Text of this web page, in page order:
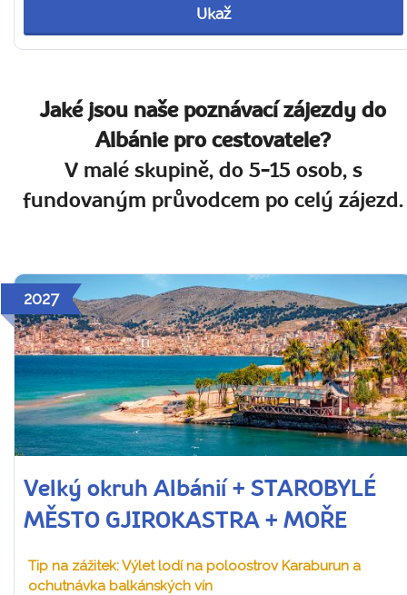
Ukaž
Jaké jsou naše poznávací zájezdy do
Albánie pro cestovatele?
V malé skupině, do 5-15 osob, s
fundovaným průvodcem po celý zájezd.
2027
Velký okruh Albánií + STAROBYLÉ
MĚSTO GJIROKASTRA + MOŘE
Tip na zážitek: Výlet lodí na poloostrov Karaburun a
ochutnávka balkánských vín